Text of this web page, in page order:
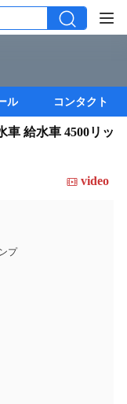
ル コンタクト
車 給水車 4500リッ
video
プ